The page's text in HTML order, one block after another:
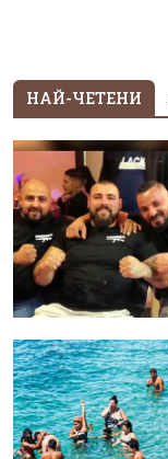
НАЙ-ЧЕТЕНИ